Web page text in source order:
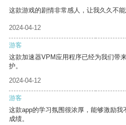
这款游戏的剧情非常感人，让我久久不能
2024-04-12
游客
这款加速器VPM应用程序已经为我们带
护。
2024-04-12
游客
这款app的学习氛围很浓厚，能够激励
成绩。